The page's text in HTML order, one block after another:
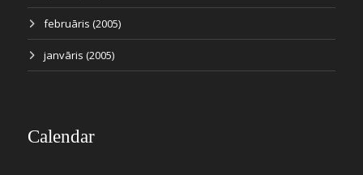
februāris (2005)
janvāris (2005)
Calendar